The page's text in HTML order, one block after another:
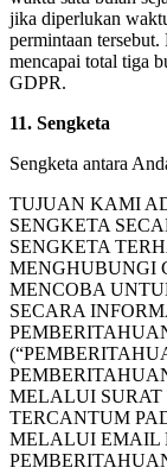
jika diperlukan
permintaan
mencapai total tiga
GDPR.
11. Sengketa
Sengketa antara
TUJUAN KAMI
SENGKETA
SENGKETA
MENGHUBUNGI
MENCOBA
SECARA
MELALUI
TERCANTUM
MELALUI EMAIL